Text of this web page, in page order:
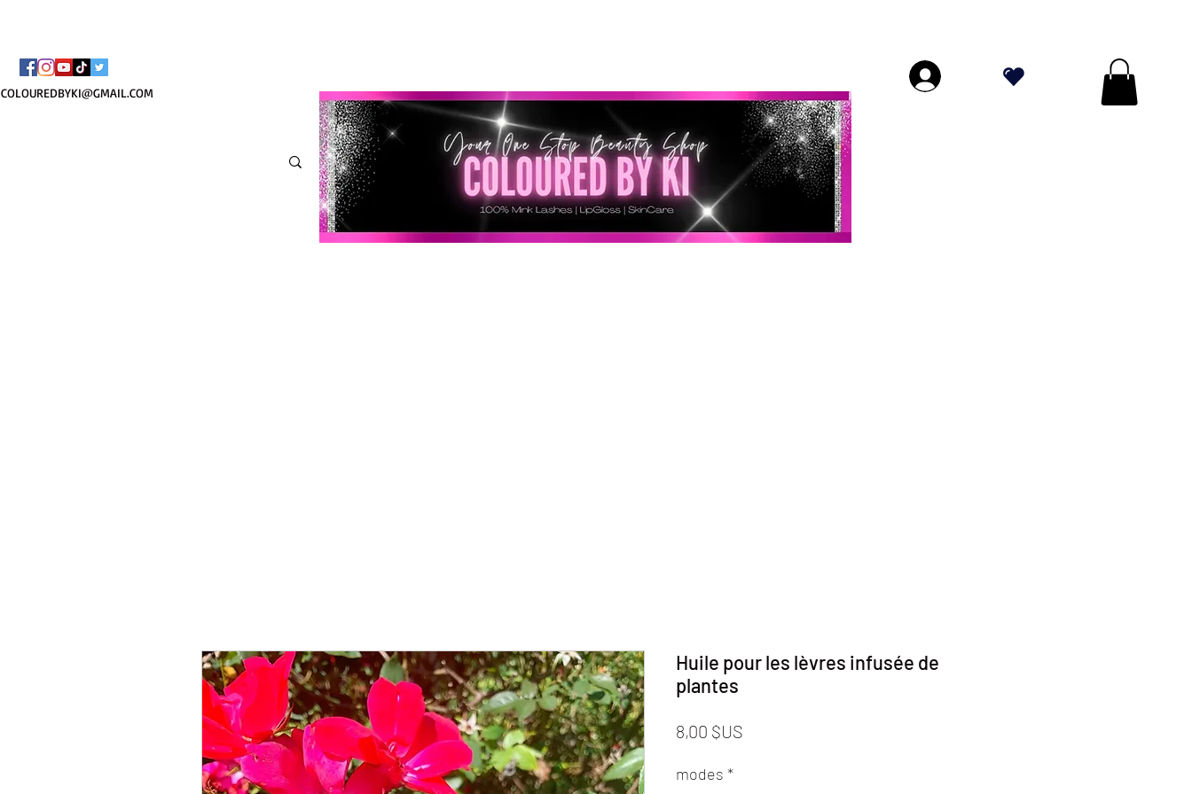
COLOUREDBYKI@GMAIL.COM
Huile pour les lèvres infusée de
plantes
8,00 $US
modes *